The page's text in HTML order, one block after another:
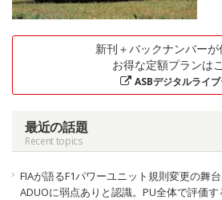
新刊＋バックナンバーが
お得な定額プランは
ASBデジタルライブ
最近の話題
Recent topics
FIAが語るF1パワーユニット規則変更の舞
ADUOに弱点ありと認識。PU全体で評価